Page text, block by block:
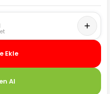
Ekle
Al